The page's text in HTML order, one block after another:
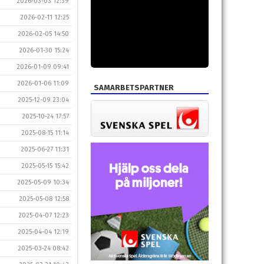
2026-02-11 12:25
2026-02-05 14:50
2026-01-30 15:24
2026-01-09 09:41
2026-01-06 11:09
2025-12-09 23:04
2025-10-24 17:57
2025-08-15 11:14
2025-06-27 11:31
2025-05-15 15:42
2025-05-09 10:34
2025-05-08 12:58
2025-04-07 12:23
2025-04-04 12:19
2025-03-24 08:42
SAMARBETSPARTNER